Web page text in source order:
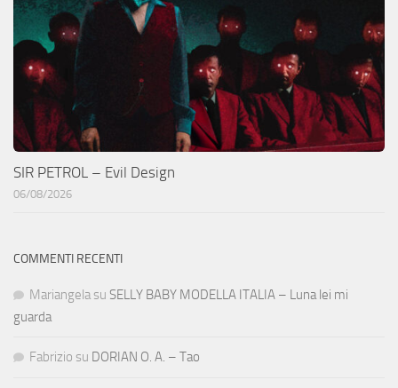
SIR PETROL – Evil Design
06/08/2026
COMMENTI RECENTI
Mariangela su SELLY BABY MODELLA ITALIA – Luna lei mi
guarda
Fabrizio su DORIAN O. A. – Tao